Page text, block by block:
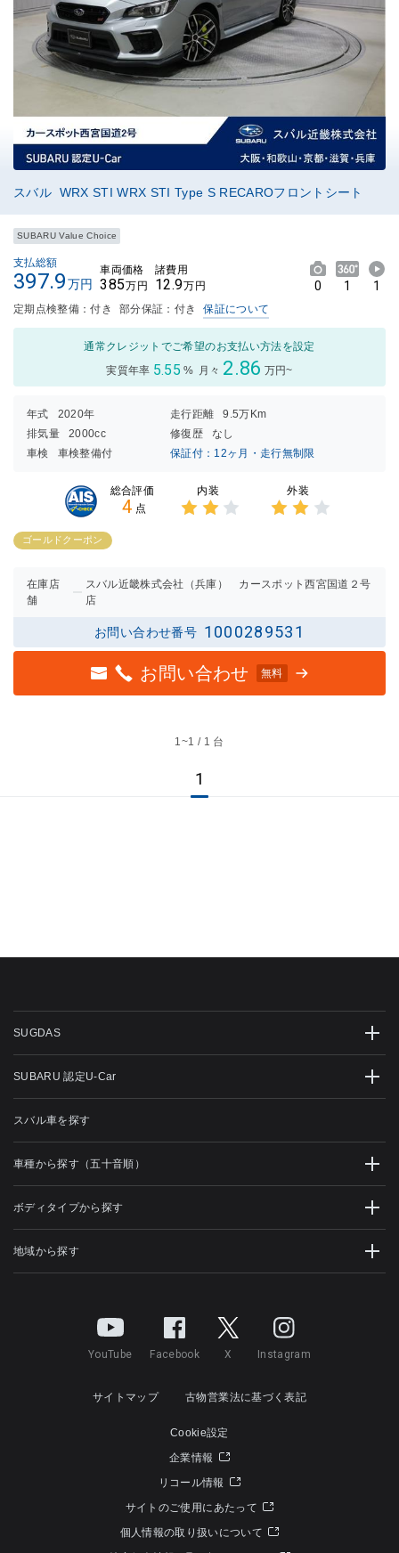
スバル WRX STI WRX STI Type S RECAROフロントシート
SUBARU Value Choice
支払総額
397.9万円
車両価格
385万円
諸費用
12.9万円 0 1 1
定期点検整備：付き 部分保証：付き 保証について
通常クレジットでご希望のお支払い方法を設定
実質年率 5.55 % 月々 2.86 万円~
年式 2020年 走行距離
9.5万Km
排気量
2000cc 修復歴
なし
車検
車検整備付 保証付：12ヶ月・走行無制限
総合評価
4 点
内装 外装
ゴールドクーポン
在庫店
舗
スバル近畿株式会社（兵庫） カースポット西宮国道２号
店
お問い合わせ番号 1000289531
お問い合わせ 無料
1~1 / 1 台
1
SUGDAS
SUBARU 認定U-Car
スバル車を探す
車種から探す（五十音順）
ボディタイプから探す
地域から探す
YouTube Facebook X Instagram
サイトマップ 古物営業法に基づく表記
Cookie設定
企業情報
リコール情報
サイトのご使用にあたって
個人情報の取り扱いについて